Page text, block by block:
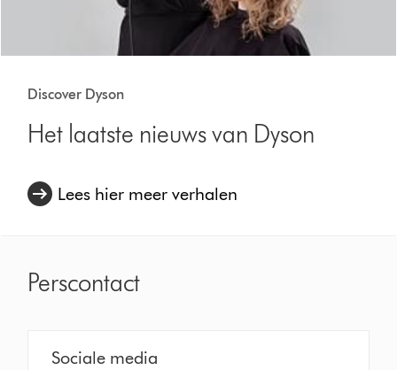
Discover Dyson
Het laatste nieuws van Dyson
Lees hier meer verhalen
Perscontact
Sociale media